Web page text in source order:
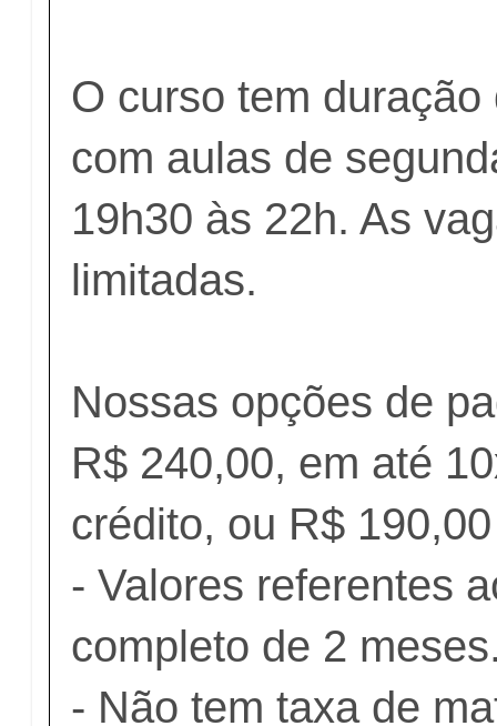
O curso tem
com aulas de
19h30 às 22h. As
limitadas.
Nossas opções de
R$ 240,00, em até
crédito, ou R$
- Valores referentes
completo de 2
- Não tem taxa de